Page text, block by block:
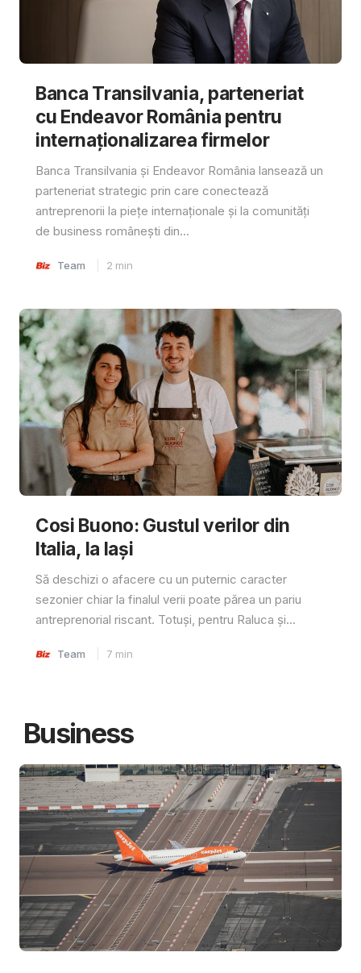
Banca Transilvania, parteneriat
cu Endeavor România pentru
internaționalizarea firmelor
Banca Transilvania și Endeavor România lansează un
parteneriat strategic prin care conectează
antreprenorii la piețe internaționale și la comunități
de business românești din...
Team 2 min
Cosi Buono: Gustul verilor din
Italia, la Iași
Să deschizi o afacere cu un puternic caracter
sezonier chiar la finalul verii poate părea un pariu
antreprenorial riscant. Totuși, pentru Raluca și...
Team 7 min
Business